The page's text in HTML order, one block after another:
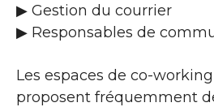
▶​ Gestion du courrier
▶​ Responsables de
Les espaces de co-
proposent fréquemment